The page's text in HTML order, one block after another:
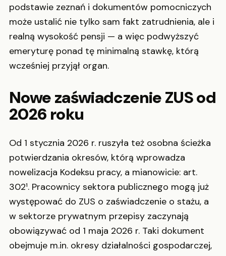
podstawie zeznań i dokumentów pomocniczych
może ustalić nie tylko sam fakt zatrudnienia, ale i
realną wysokość pensji — a więc podwyższyć
emeryturę ponad tę minimalną stawkę, którą
wcześniej przyjął organ.
Nowe zaświadczenie ZUS od
2026 roku
Od 1 stycznia 2026 r. ruszyła też osobna ścieżka
potwierdzania okresów, którą wprowadza
nowelizacja Kodeksu pracy, a mianowicie: art.
302¹. Pracownicy sektora publicznego mogą już
występować do ZUS o zaświadczenie o stażu, a
w sektorze prywatnym przepisy zaczynają
obowiązywać od 1 maja 2026 r. Taki dokument
obejmuje m.in. okresy działalności gospodarczej,